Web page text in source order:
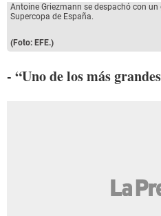
Antoine Griezmann se despachó con
Supercopa de España.
(Foto: EFE.)
- “Uno de los más